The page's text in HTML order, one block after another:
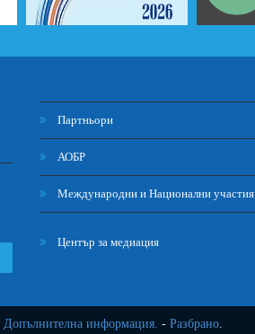
Допълнителна информация. - Разбрано.
Партньори
АОБР
Международни и Национални участия
Център за медиация